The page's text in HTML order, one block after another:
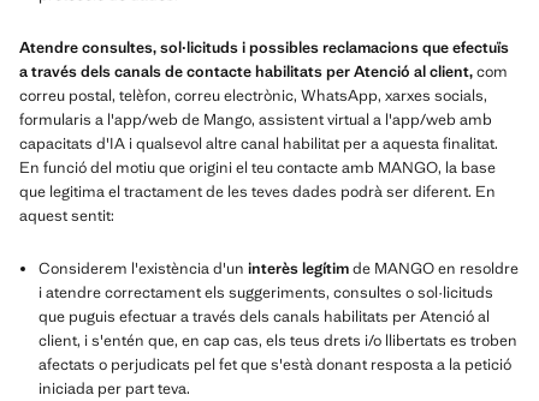
Atendre consultes, sol·licituds i possibles reclamacions que efectuïs
a través dels canals de contacte habilitats per Atenció al client,com
correu postal, telèfon, correu electrònic, WhatsApp, xarxes socials,
formularis a l'app/web de Mango, assistent virtual a l'app/web amb
capacitats d'IA i qualsevol altre canal habilitat per a aquesta finalitat.
En funció del motiu que origini el teu contacte amb MANGO, la base
que legitima el tractament de les teves dades podrà ser diferent. En
aquest sentit:
Considerem l'existència d'un interès legítimde MANGO en resoldre
i atendre correctament els suggeriments, consultes o sol·licituds
que puguis efectuar a través dels canals habilitats per Atenció al
client, i s'entén que, en cap cas, els teus drets i/o llibertats es troben
afectats o perjudicats pel fet que s'està donant resposta a la petició
iniciada per part teva.